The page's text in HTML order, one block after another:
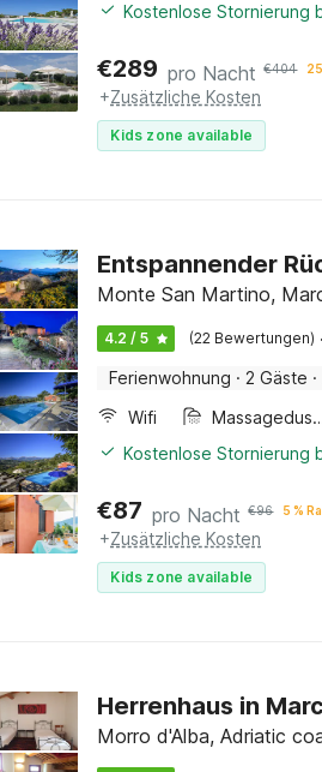
Kostenlose Stornierung
€289 pro Nacht €404
+Zusätzliche Kosten
Kids zone available
Entspannender
Monte San Martino,
4.2 / 5 (22 Bewertungen) ·
Ferienwohnung · 2 Gäste ·
Wifi
Kostenlose Stornierung
€87 pro Nacht €96 5 %
+Zusätzliche Kosten
Kids zone available
Herrenhaus in
Morro d'Alba, Adriatic